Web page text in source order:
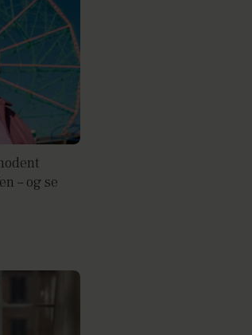
– og se